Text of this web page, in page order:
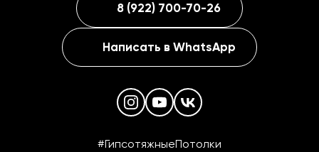
8 (922) 700-70-26
Написать в WhatsApp
#ГипсотяжныеПотолки